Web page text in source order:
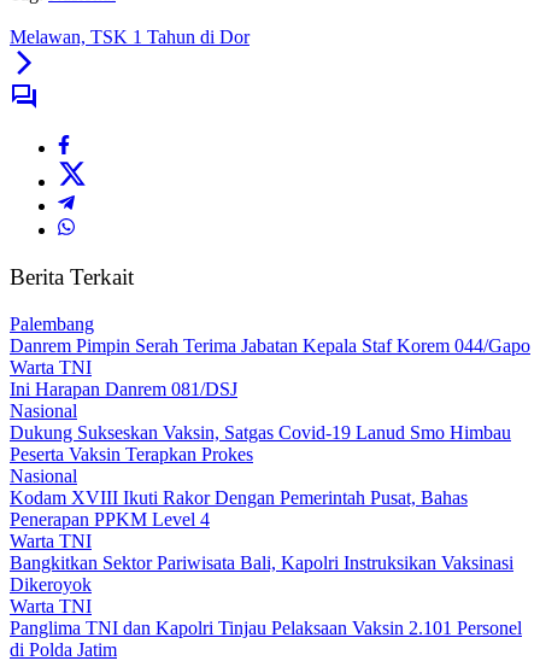
Melawan, TSK 1 Tahun di Dor
Berita Terkait
Palembang
Danrem Pimpin Serah Terima Jabatan Kepala Staf Korem 044/Gapo
Warta TNI
Ini Harapan Danrem 081/DSJ
Nasional
Dukung Sukseskan Vaksin, Satgas Covid-19 Lanud Smo Himbau
Peserta Vaksin Terapkan Prokes
Nasional
Kodam XVIII Ikuti Rakor Dengan Pemerintah Pusat, Bahas
Penerapan PPKM Level 4
Warta TNI
Bangkitkan Sektor Pariwisata Bali, Kapolri Instruksikan Vaksinasi
Dikeroyok
Warta TNI
Panglima TNI dan Kapolri Tinjau Pelaksaan Vaksin 2.101 Personel
di Polda Jatim